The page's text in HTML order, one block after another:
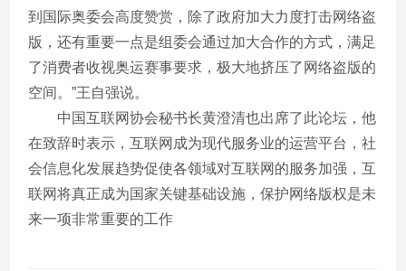
到国际奥委会高度赞赏，除了政府加大力度打击网络盗
版，还有重要一点是组委会通过加大合作的方式，满足
了消费者收视奥运赛事要求，极大地挤压了网络盗版的
空间。”王自强说。
中国互联网协会秘书长黄澄清也出席了此论坛，他
在致辞时表示，互联网成为现代服务业的运营平台，社
会信息化发展趋势促使各领域对互联网的服务加强，互
联网将真正成为国家关键基础设施，保护网络版权是未
来一项非常重要的工作